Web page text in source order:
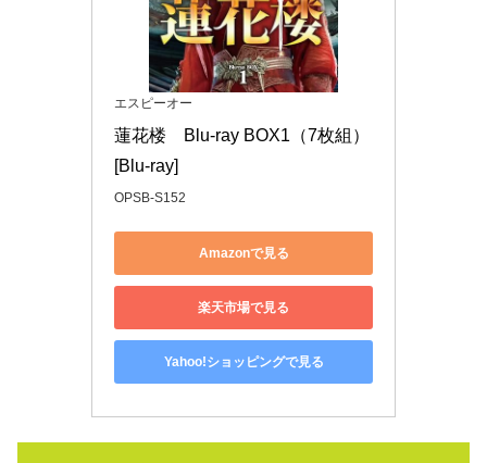
エスピーオー
蓮花楼　Blu-ray BOX1（7枚組）
[Blu-ray]
OPSB-S152
Amazonで見る
楽天市場で見る
Yahoo!ショッピングで見る